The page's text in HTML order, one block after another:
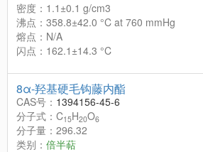
密度：1.1±0.1 g/cm3
沸点：358.8±42.0 °C at 760 mmHg
熔点：N/A
闪点：162.1±14.3 °C
8α-羟基硬毛钩藤内酯
CAS号： 1394156-45-6
分子式：C15H20O6
分子量：296.32
类别： 倍半萜